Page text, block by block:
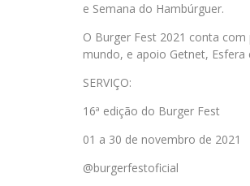
e Semana do Hambúrguer.
O Burger Fest 2021 conta
mundo, e apoio Getnet, Esfera
SERVIÇO:
16ª edição do Burger Fest
01 a 30 de novembro de 2021
@burgerfestoficial